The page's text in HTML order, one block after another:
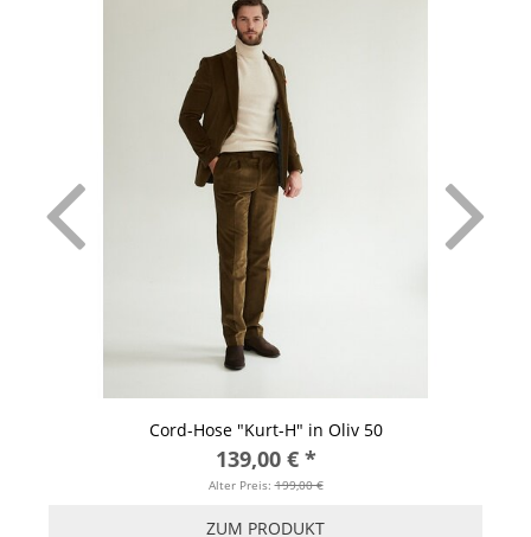
Cord-Hose "Kurt-H" in Oliv 50
139,00 € *
Alter Preis:199,00 €
ZUM PRODUKT